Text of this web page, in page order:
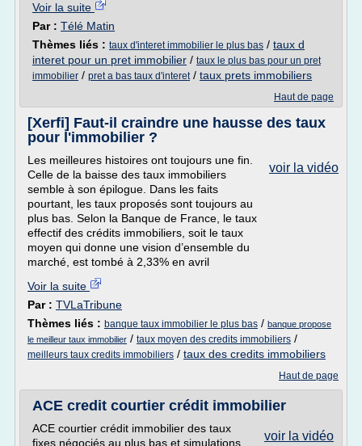
Voir la suite
Par : Télé Matin
Thèmes liés : taux d'interet immobilier le plus bas / taux d
interet pour un pret immobilier / taux le plus bas pour un pret
immobilier / pret a bas taux d'interet/ taux prets immobiliers
Haut de page
[Xerfi] Faut-il craindre une hausse des taux
pour l'immobilier ?
voir la vidéo
Les meilleures histoires ont toujours une fin.
Celle de la baisse des taux immobiliers
semble à son épilogue. Dans les faits
pourtant, les taux proposés sont toujours au
plus bas. Selon la Banque de France, le taux
effectif des crédits immobiliers, soit le taux
moyen qui donne une vision d’ensemble du
marché, est tombé à 2,33% en avril
Voir la suite
Par : TVLaTribune
Thèmes liés : banque taux immobilier le plus bas / banque propose
le meilleur taux immobilier / taux moyen des credits immobiliers /
meilleurs taux credits immobiliers / taux des credits immobiliers
Haut de page
ACE credit courtier crédit immobilier
voir la vidéo
ACE courtier crédit immobilier des taux
fixes négociés au plus bas et simulations